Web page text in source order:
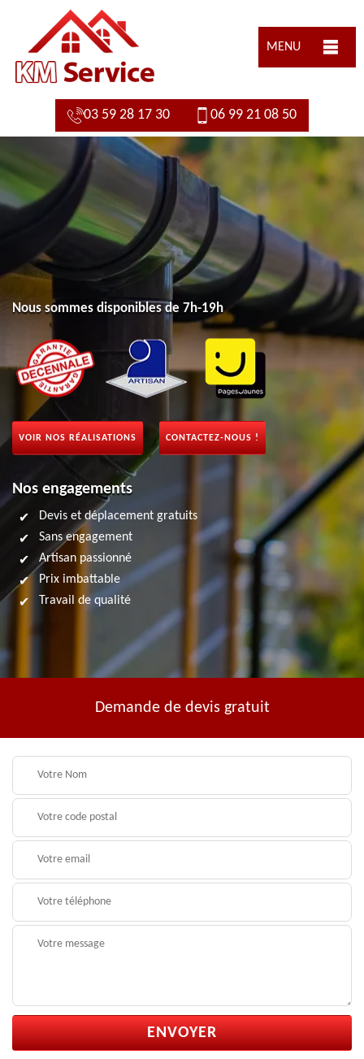
MENU
03 59 28 17 30 06 99 21 08 50
Nous sommes disponibles de 7h-19h
VOIR NOS RÉALISATIONS CONTACTEZ-NOUS !
Nos engagements
Devis et déplacement gratuits
Sans engagement
Artisan passionné
Prix imbattable
Travail de qualité
Demande de devis gratuit